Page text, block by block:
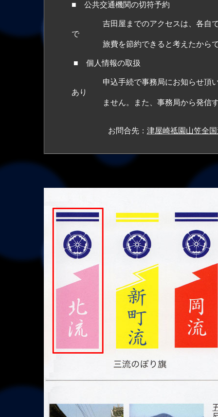
■ 公共交通機関の切符予約
吉田屋までのアクセスは、各自で手
で
旅費を節約できると考えたからで
■ 個人情報の取扱
申込手続で事務局にお知らせ頂いた
あり
ません。また、事務局から発信する
お問合先： 津屋崎祗園山笠全